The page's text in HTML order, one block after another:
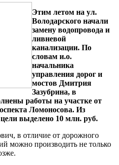
Этим летом на ул.
Володарского начали
замену водопровода и
ливневой
канализации. По
словам и.о.
начальника
управления дорог и
мостов Дмитрия
Зазубрина, в
работы на участке от
Ломоносова. Из
выделено 10 млн. руб.
в отличие от дорожного
можно производить не только